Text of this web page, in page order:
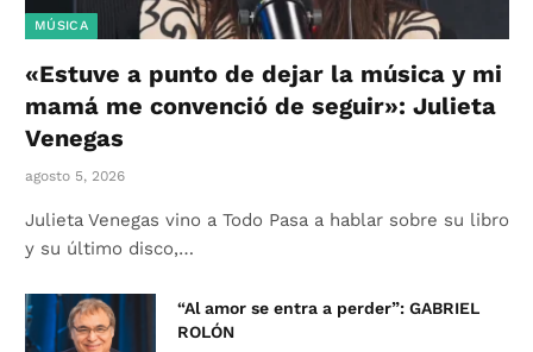
MÚSICA
«Estuve a punto de dejar la música y mi
mamá me convenció de seguir»: Julieta
Venegas
agosto 5, 2026
Julieta Venegas vino a Todo Pasa a hablar sobre su libro
y su último disco,…
“Al amor se entra a perder”: GABRIEL
ROLÓN